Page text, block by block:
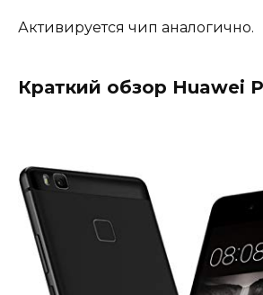
Активируется чип аналогично.
Краткий обзор Huawei